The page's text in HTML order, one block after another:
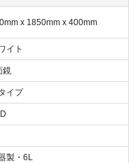
x 1850mm x 400mm
イト
鏡
イプ
製・6L